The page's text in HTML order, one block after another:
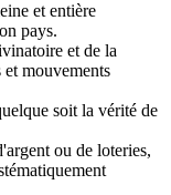
et entière
pays.
et de la
mouvements
soit la vérité de
ou de loteries,